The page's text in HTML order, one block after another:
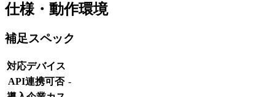
仕様・動作環境
補足スペック
対応デバイス
API連携可否 -